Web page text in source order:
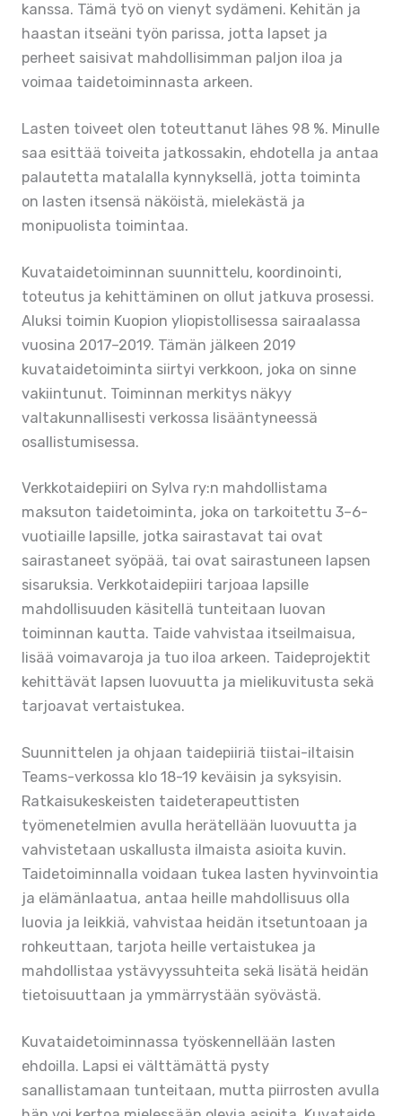
kanssa. Tämä työ on vienyt sydämeni. Kehitän ja
haastan itseäni työn parissa, jotta lapset ja
perheet saisivat mahdollisimman paljon iloa ja
voimaa taidetoiminnasta arkeen.
Lasten toiveet olen toteuttanut lähes 98 %. Minulle
saa esittää toiveita jatkossakin, ehdotella ja antaa
palautetta matalalla kynnyksellä, jotta toiminta
on lasten itsensä näköistä, mielekästä ja
monipuolista toimintaa.
Kuvataidetoiminnan suunnittelu, koordinointi,
toteutus ja kehittäminen on ollut jatkuva prosessi.
Aluksi toimin Kuopion yliopistollisessa sairaalassa
vuosina 2017–2019. Tämän jälkeen 2019
kuvataidetoiminta siirtyi verkkoon, joka on sinne
vakiintunut. Toiminnan merkitys näkyy
valtakunnallisesti verkossa lisääntyneessä
osallistumisessa.
Verkkotaidepiiri on Sylva ry:n mahdollistama
maksuton taidetoiminta, joka on tarkoitettu 3–6-
vuotiaille lapsille, jotka sairastavat tai ovat
sairastaneet syöpää, tai ovat sairastuneen lapsen
sisaruksia. Verkkotaidepiiri tarjoaa lapsille
mahdollisuuden käsitellä tunteitaan luovan
toiminnan kautta. Taide vahvistaa itseilmaisua,
lisää voimavaroja ja tuo iloa arkeen. Taideprojektit
kehittävät lapsen luovuutta ja mielikuvitusta sekä
tarjoavat vertaistukea.
Suunnittelen ja ohjaan taidepiiriä tiistai-iltaisin
Teams-verkossa klo 18-19 keväisin ja syksyisin.
Ratkaisukeskeisten taideterapeuttisten
työmenetelmien avulla herätellään luovuutta ja
vahvistetaan uskallusta ilmaista asioita kuvin.
Taidetoiminnalla voidaan tukea lasten hyvinvointia
ja elämänlaatua, antaa heille mahdollisuus olla
luovia ja leikkiä, vahvistaa heidän itsetuntoaan ja
rohkeuttaan, tarjota heille vertaistukea ja
mahdollistaa ystävyyssuhteita sekä lisätä heidän
tietoisuuttaan ja ymmärrystään syövästä.
Kuvataidetoiminnassa työskennellään lasten
ehdoilla. Lapsi ei välttämättä pysty
sanallistamaan tunteitaan, mutta piirrosten avulla